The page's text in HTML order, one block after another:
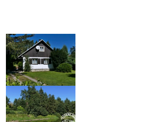
prev
next